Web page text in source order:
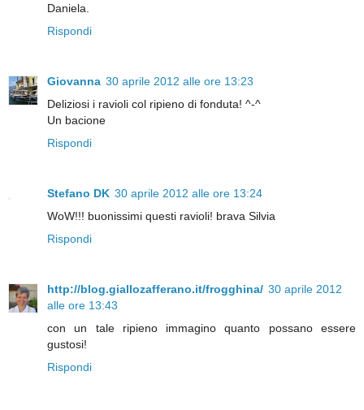
Daniela.
Rispondi
Giovanna 30 aprile 2012 alle ore 13:23
Deliziosi i ravioli col ripieno di fonduta! ^-^
Un bacione
Rispondi
Stefano DK 30 aprile 2012 alle ore 13:24
WoW!!! buonissimi questi ravioli! brava Silvia
Rispondi
http://blog.giallozafferano.it/frogghina/ 30 aprile 2012
alle ore 13:43
con un tale ripieno immagino quanto possano essere
gustosi!
Rispondi